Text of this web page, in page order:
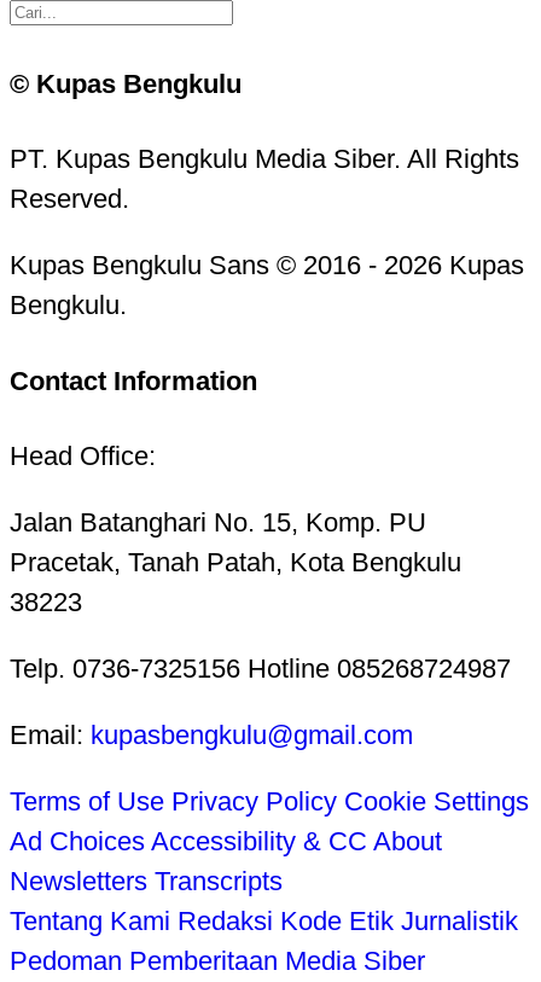
© Kupas Bengkulu
PT. Kupas Bengkulu Media Siber. All Rights
Reserved.
Kupas Bengkulu Sans © 2016 - 2026 Kupas
Bengkulu.
Contact Information
Head Office:
Jalan Batanghari No. 15, Komp. PU
Pracetak, Tanah Patah, Kota Bengkulu
38223
Telp. 0736-7325156 Hotline 085268724987
Email: kupasbengkulu@gmail.com
Terms of Use Privacy Policy Cookie Settings
Ad Choices Accessibility & CC About
Newsletters Transcripts
Tentang Kami Redaksi Kode Etik Jurnalistik
Pedoman Pemberitaan Media Siber